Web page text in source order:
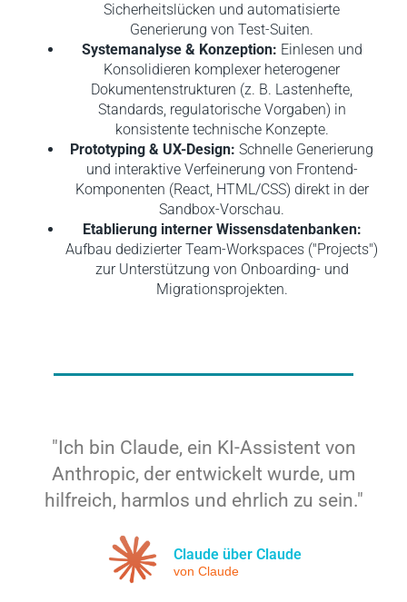
Sicherheitslücken und automatisierte
Generierung von Test-Suiten.
Systemanalyse & Konzeption: Einlesen und
Konsolidieren komplexer heterogener
Dokumentenstrukturen (z. B. Lastenhefte,
Standards, regulatorische Vorgaben) in
konsistente technische Konzepte.
Prototyping & UX-Design: Schnelle Generierung
und interaktive Verfeinerung von Frontend-
Komponenten (React, HTML/CSS) direkt in der
Sandbox-Vorschau.
Etablierung interner Wissensdatenbanken:
Aufbau dedizierter Team-Workspaces ("Projects")
zur Unterstützung von Onboarding- und
Migrationsprojekten.
"Ich bin Claude, ein KI-Assistent von
Anthropic, der entwickelt wurde, um
hilfreich, harmlos und ehrlich zu sein."
Claude über Claude
von Claude